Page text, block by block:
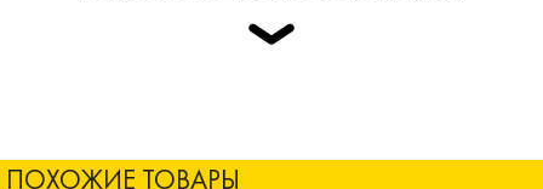
ПОХОЖИЕ ТОВАРЫ